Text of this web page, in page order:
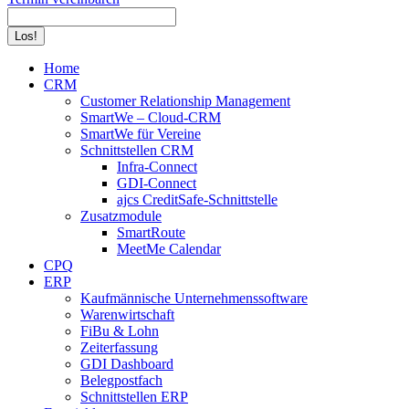
Home
CRM
Customer Relationship Management
SmartWe – Cloud-CRM
SmartWe für Vereine
Schnittstellen CRM
Infra-Connect
GDI-Connect
ajcs CreditSafe-Schnittstelle
Zusatzmodule
SmartRoute
MeetMe Calendar
CPQ
ERP
Kaufmännische Unternehmenssoftware
Warenwirtschaft
FiBu & Lohn
Zeiterfassung
GDI Dashboard
Belegpostfach
Schnittstellen ERP